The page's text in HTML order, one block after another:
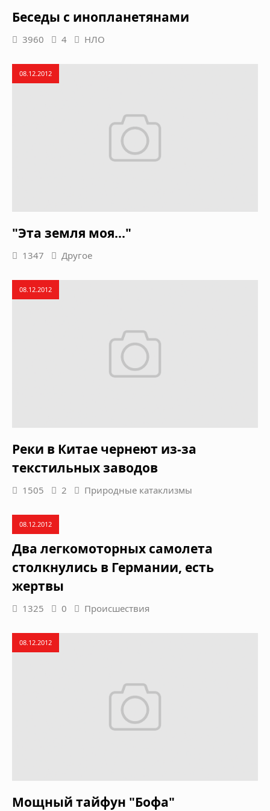
Беседы с инопланетянами
3960 4 НЛО
08.12.2012
"Эта земля моя..."
1347 Другое
08.12.2012
Реки в Китае чернеют из-за
текстильных заводов
1505 2 Природные катаклизмы
08.12.2012
Два легкомоторных самолета
столкнулись в Германии, есть
жертвы
1325 0 Происшествия
08.12.2012
Мощный тайфун "Бофа"